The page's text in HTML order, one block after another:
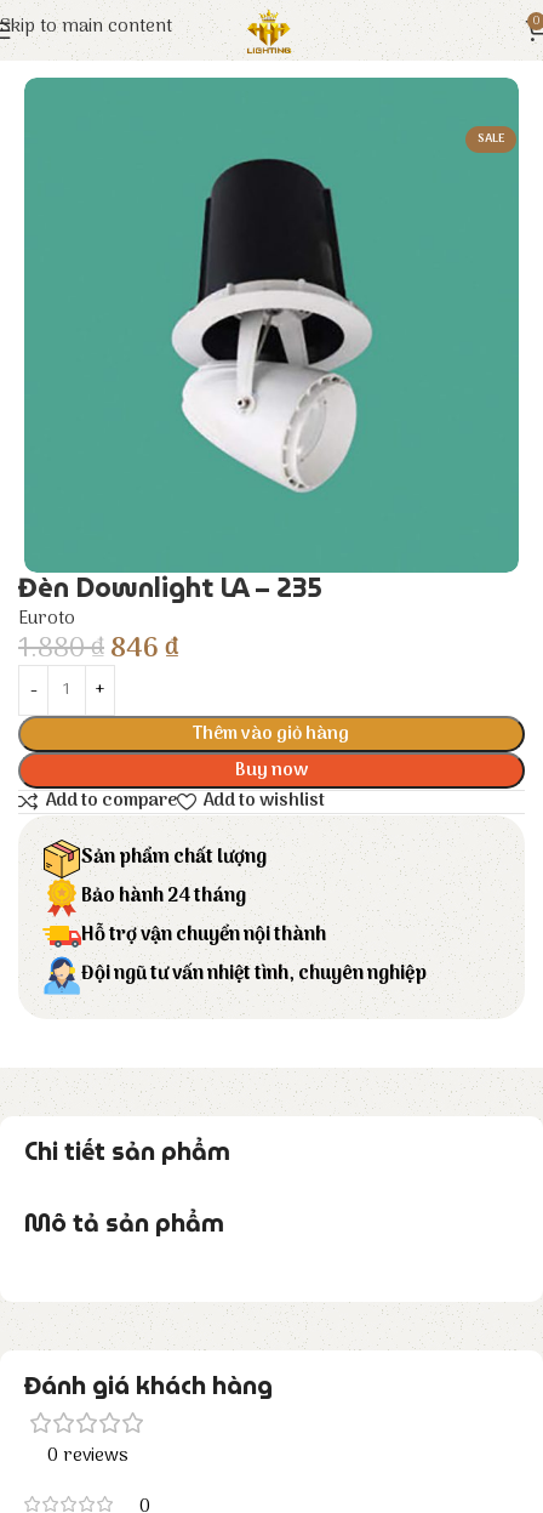
Skip to main content 0
Trang chủ Euroto Đèn LED
SALE
Đèn Downlight LA – 235
Euroto
1.880₫846₫
Thêm vào giỏ hàng
Buy now
Add to compare
Add to wishlist
Sản phẩm chất lượng
Bảo hành 24 tháng
Hỗ trợ vận chuyển nội thành
Đội ngũ tư vấn nhiệt tình, chuyên nghiệp
Chi tiết sản phẩm
Mô tả sản phẩm
Đánh giá khách hàng
0 reviews
0